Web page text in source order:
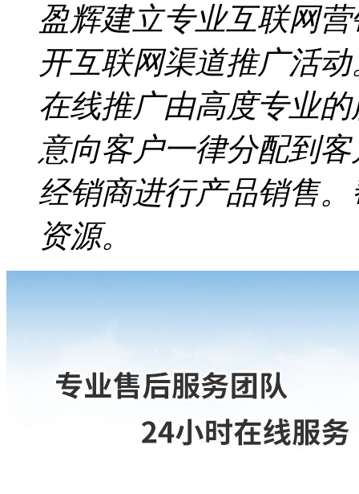
盈辉建立专业互联网
开互联网渠道推广活动
在线推广由高度专业
意向客户一律分配到
经销商进行产品销售
资源。